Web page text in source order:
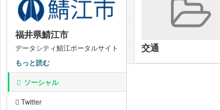
福井県鯖江市
データシティ鯖江ポータルサイト
もっと読む
ソーシャル
Twitter
交通